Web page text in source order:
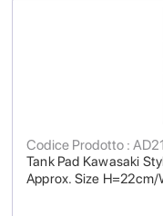
Tank Pad Kawasaki
Approx. Size H=22cm/
Codice Prodotto :